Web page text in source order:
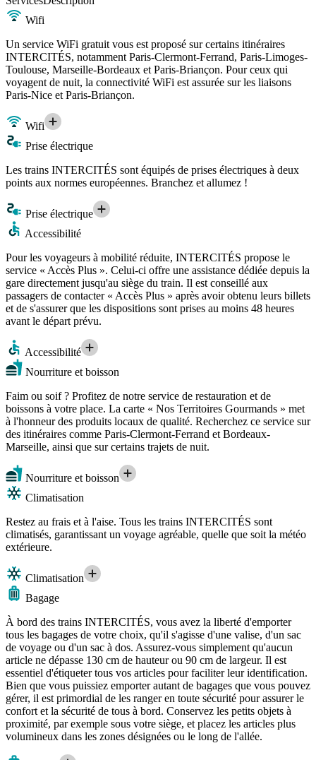
Wifi
Un service WiFi gratuit vous est proposé sur certains itinéraires
INTERCITÉS, notamment Paris-Clermont-Ferrand, Paris-Limoges-
Toulouse, Marseille-Bordeaux et Paris-Briançon. Pour ceux qui
voyagent de nuit, la connectivité WiFi est assurée sur les liaisons
Paris-Nice et Paris-Briançon.
Wifi
Prise électrique
Les trains INTERCITÉS sont équipés de prises électriques à deux
points aux normes européennes. Branchez et allumez !
Prise électrique
Accessibilité
Pour les voyageurs à mobilité réduite, INTERCITÉS propose le
service « Accès Plus ». Celui-ci offre une assistance dédiée depuis la
gare directement jusqu'au siège du train. Il est conseillé aux
passagers de contacter « Accès Plus » après avoir obtenu leurs billets
et de s'assurer que les dispositions sont prises au moins 48 heures
avant le départ prévu.
Accessibilité
Nourriture et boisson
Faim ou soif ? Profitez de notre service de restauration et de
boissons à votre place. La carte « Nos Territoires Gourmands » met
à l'honneur des produits locaux de qualité. Recherchez ce service sur
des itinéraires comme Paris-Clermont-Ferrand et Bordeaux-
Marseille, ainsi que sur certains trajets de nuit.
Nourriture et boisson
Climatisation
Restez au frais et à l'aise. Tous les trains INTERCITÉS sont
climatisés, garantissant un voyage agréable, quelle que soit la météo
extérieure.
Climatisation
Bagage
À bord des trains INTERCITÉS, vous avez la liberté d'emporter
tous les bagages de votre choix, qu'il s'agisse d'une valise, d'un sac
de voyage ou d'un sac à dos. Assurez-vous simplement qu'aucun
article ne dépasse 130 cm de hauteur ou 90 cm de largeur. Il est
essentiel d'étiqueter tous vos articles pour faciliter leur identification.
Bien que vous puissiez emporter autant de bagages que vous pouvez
gérer, il est primordial de les ranger en toute sécurité pour assurer le
confort et la sécurité de tous à bord. Conservez les petits objets à
proximité, par exemple sous votre siège, et placez les articles plus
volumineux dans les zones désignées ou le long de l'allée.